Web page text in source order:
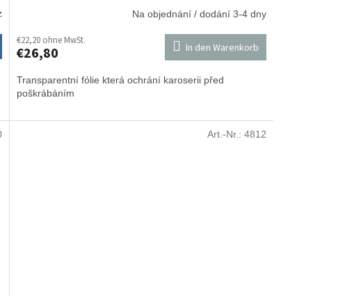
Na objednání / dodání 3-4 dny
€22,20 ohne MwSt.
€26,80 In den Warenkorb
Transparentní fólie která ochrání karoserii před
poškrábáním
Art.-Nr.: 4812